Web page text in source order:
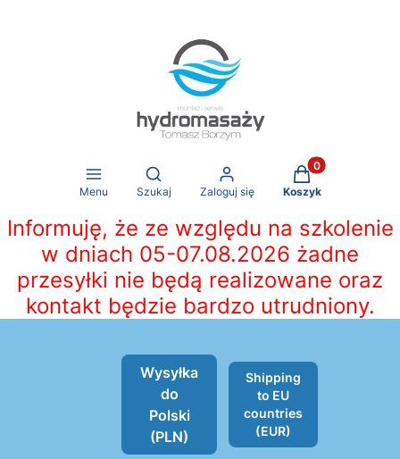
Menu
Otwórz wyszukiwarkę
Szukaj Zaloguj się
Produkty w
Koszyk
Informuję, że ze względu na szkolenie
w dniach 05-07.08.2026 żadne
przesyłki nie będą realizowane oraz
kontakt będzie bardzo utrudniony.
Wysyłka
do
Polski
(PLN)
Shipping
to EU
countries
(EUR)